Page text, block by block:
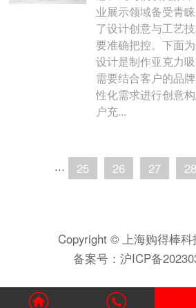
业展示领域备受青
了设计创意与工艺
要准确把控。下面
设计是制作亚克力
需要结合客户的品
性化需求进行创意
户充...
··· 25 26 27 28
Copyright © 上海购得棒科
备案号： 沪ICP备